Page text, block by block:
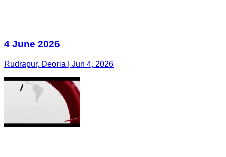
4 June 2026
Rudrapur, Deoria | Jun 4, 2026